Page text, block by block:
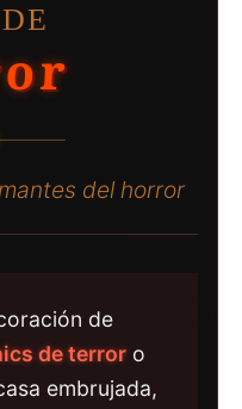
del horror
de
de terror o
embrujada,